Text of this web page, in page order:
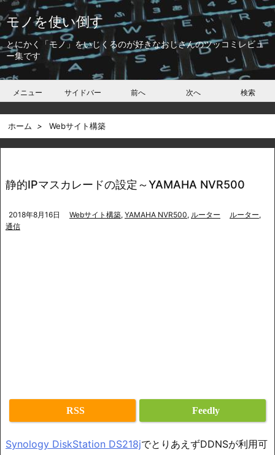
モノを使い倒す
とにかく「モノ」をいじくるのが好きなおじさんのツッコミレビュ
ー集です
メニュー サイドバー 前へ 次へ 検索
ホーム > Webサイト構築
静的IPマスカレードの設定～YAMAHA NVR500
2018年8月16日 Webサイト構築, YAMAHA NVR500, ルーター ルーター,
通信
RSS Feedly
Synology DiskStation DS218jでとりあえずDDNSが利用可